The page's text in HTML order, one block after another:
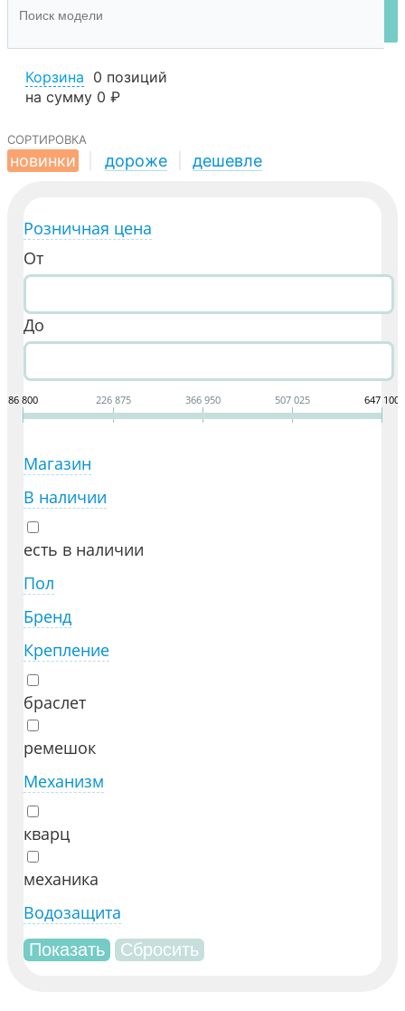
Корзина 0 позиций
на сумму 0 ₽
сортировка
новинки
дороже дешевле
Розничная цена
От
До
86 800 226 875 366 950 507 025 647 100
Магазин
В наличии
есть в наличии
Пол
Бренд
Крепление
браслет
ремешок
Механизм
кварц
механика
Водозащита